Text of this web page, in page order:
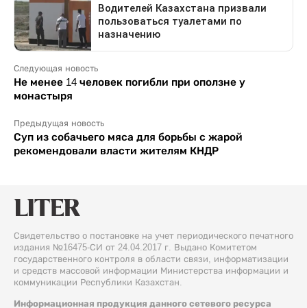
Следующая новость
Не менее 14 человек погибли при оползне у
монастыря
Предыдущая новость
Суп из собачьего мяса для борьбы с жарой
рекомендовали власти жителям КНДР
Свидетельство о постановке на учет периодического печатного
издания №16475-СИ от 24.04.2017 г. Выдано Комитетом
государственного контроля в области связи, информатизации
и средств массовой информации Министерства информации и
коммуникации Республики Казахстан.
Информационная продукция данного сетевого ресурса